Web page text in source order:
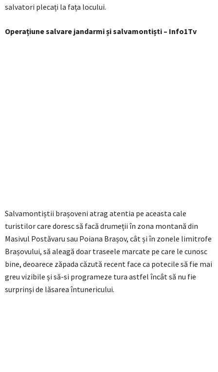
salvatori plecați la fața locului.
Operațiune salvare jandarmi și salvamontiști – Info1Tv
Salvamontiștii brașoveni atrag atentia pe aceasta cale
turistilor care doresc să facă drumeții în zona montană din
Masivul Postăvaru sau Poiana Brașov, cât și în zonele limitrofe
Brașovului, să aleagă doar traseele marcate pe care le cunosc
bine, deoarece zăpada căzută recent face ca potecile să fie mai
greu vizibile și să-si programeze tura astfel încât să nu fie
surprinși de lăsarea întunericului.